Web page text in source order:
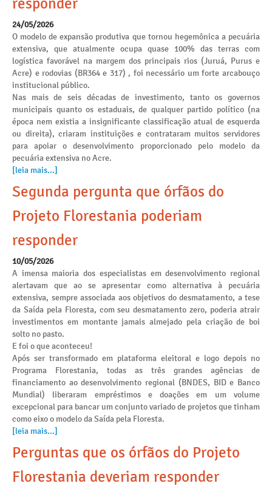
responder
24/05/2026
O modelo de expansão produtiva que tornou hegemônica a pecuária
extensiva, que atualmente ocupa quase 100% das terras com
logística favorável na margem dos principais rios (Juruá, Purus e
Acre) e rodovias (BR364 e 317) , foi necessário um forte arcabouço
institucional público.
Nas mais de seis décadas de investimento, tanto os governos
municipais quanto os estaduais, de qualquer partido político (na
época nem existia a insignificante classificação atual de esquerda
ou direita), criaram instituições e contrataram muitos servidores
para apoiar o desenvolvimento proporcionado pelo modelo da
pecuária extensiva no Acre.
[leia mais...]
Segunda pergunta que órfãos do
Projeto Florestania poderiam
responder
10/05/2026
A imensa maioria dos especialistas em desenvolvimento regional
alertavam que ao se apresentar como alternativa à pecuária
extensiva, sempre associada aos objetivos do desmatamento, a tese
da Saída pela Floresta, com seu desmatamento zero, poderia atrair
investimentos em montante jamais almejado pela criação de boi
solto no pasto.
E foi o que aconteceu!
Após ser transformado em plataforma eleitoral e logo depois no
Programa Florestania, todas as três grandes agências de
financiamento ao desenvolvimento regional (BNDES, BID e Banco
Mundial) liberaram empréstimos e doações em um volume
excepcional para bancar um conjunto variado de projetos que tinham
como eixo o modelo da Saída pela Floresta.
[leia mais...]
Perguntas que os órfãos do Projeto
Florestania deveriam responder